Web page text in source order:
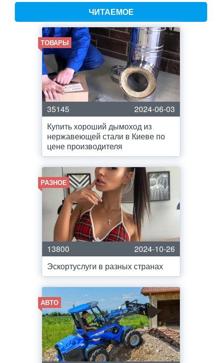
ЧИТАЕМОЕ
ТОВАРЫ
35145
2024-06-03
Купить хороший дымоход из
нержавеющей стали в Киеве по
цене производителя
РАЗНОЕ
13800
2024-10-26
Эскортуслуги в разных странах
АВТО